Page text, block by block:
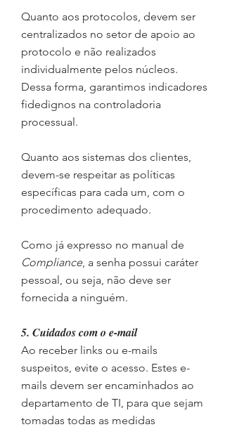
Quanto aos protocolos, devem ser
centralizados no setor de apoio ao
protocolo e não realizados
individualmente pelos núcleos.
Dessa forma, garantimos indicadores
fidedignos na controladoria
processual.
Quanto aos sistemas dos clientes,
devem-se respeitar as políticas
específicas para cada um, com o
procedimento adequado.
Como já expresso no manual de
Compliance, a senha possui caráter
pessoal, ou seja, não deve ser
fornecida a ninguém.
5. Cuidados com o e-mail
Ao receber links ou e-mails
suspeitos, evite o acesso. Estes e-
mails devem ser encaminhados ao
departamento de TI, para que sejam
tomadas todas as medidas